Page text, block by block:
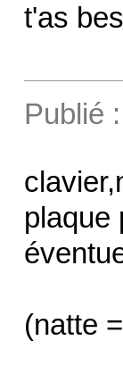
t'as
Publié :
plaque
(natte